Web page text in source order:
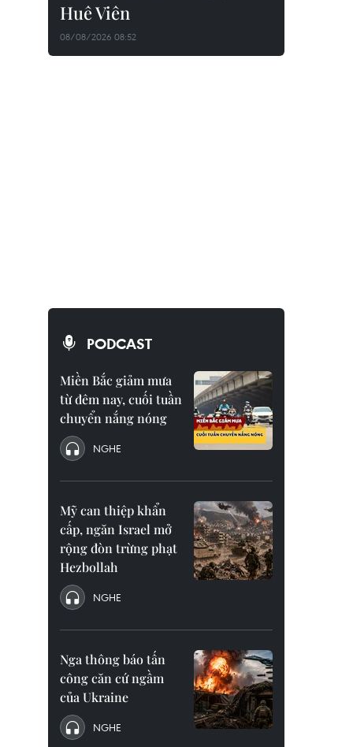
Huê Viên
08/08/2026 08:52
PODCAST
Miền Bắc giảm mưa
từ đêm nay, cuối tuần
chuyển nắng nóng
NGHE
Mỹ can thiệp khẩn
cấp, ngăn Israel mở
rộng đòn trừng phạt
Hezbollah
NGHE
Nga thông báo tấn
công căn cứ ngầm
của Ukraine
NGHE